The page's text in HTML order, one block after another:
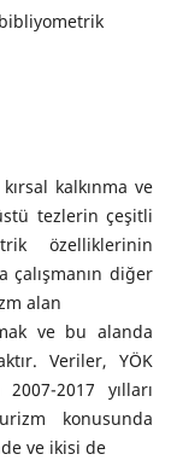
kalkınma ve
tezlerin çeşitli
özelliklerinin
çalışmanın diğer
alan
ve bu alanda
Veriler, YÖK
2017 yılları
konusunda
ve ikisi de